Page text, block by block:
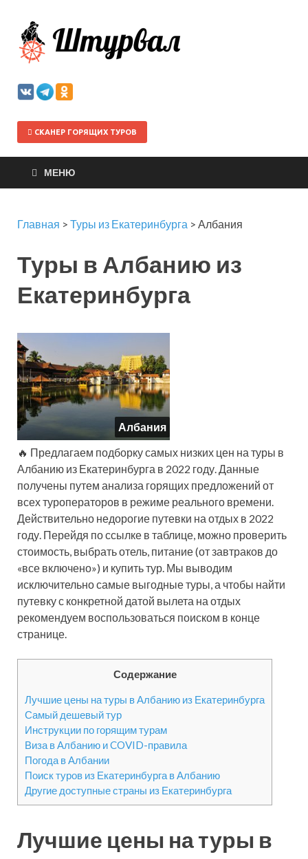
СКАНЕР ГОРЯЩИХ ТУРОВ
МЕНЮ
Главная > Туры из Екатеринбурга > Албания
Туры в Албанию из
Екатеринбурга
Албания
🔥 Предлагаем подборку самых низких цен на туры в
Албанию из Екатеринбурга в 2022 году. Данные
получены путем анализа горящих предложений от
всех туроператоров в режиме реального времени.
Действительно недорогие путевки на отдых в 2022
году. Перейдя по ссылке в таблице, можно проверить
стоимость, выбрать отель, питание (от завтраков до
«все включено») и купить тур. Мы выводим
исключительно самые выгодные туры, а чтобы найти
путевку с конкретной датой вылета на отдых
рекомендуем воспользоваться поиском в конце
странице.
Содержание
Лучшие цены на туры в Албанию из Екатеринбурга
Самый дешевый тур
Инструкции по горящим турам
Виза в Албанию и COVID-правила
Погода в Албании
Поиск туров из Екатеринбурга в Албанию
Другие доступные страны из Екатеринбурга
Лучшие цены на туры в